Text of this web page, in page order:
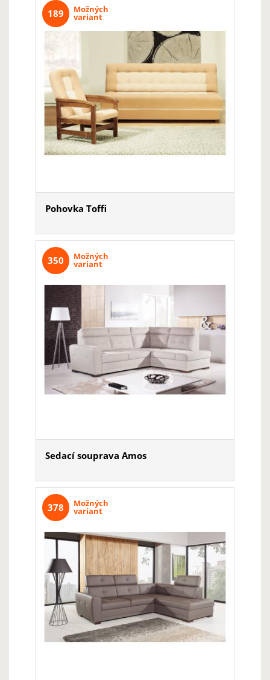
Možných
variant
189
Pohovka Toffi
Možných
variant
350
Sedací souprava Amos
Možných
variant
378